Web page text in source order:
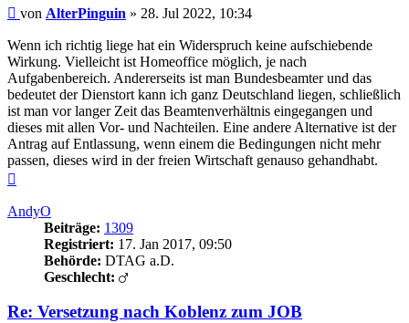
Beitrag
von AlterPinguin » 28. Jul 2022, 10:34
Wenn ich richtig liege hat ein Widerspruch keine aufschiebende
Wirkung. Vielleicht ist Homeoffice möglich, je nach
Aufgabenbereich. Andererseits ist man Bundesbeamter und das
bedeutet der Dienstort kann ich ganz Deutschland liegen, schließlich
ist man vor langer Zeit das Beamtenverhältnis eingegangen und
dieses mit allen Vor- und Nachteilen. Eine andere Alternative ist der
Antrag auf Entlassung, wenn einem die Bedingungen nicht mehr
passen, dieses wird in der freien Wirtschaft genauso gehandhabt.
AndyO
Beiträge: 1309
Registriert: 17. Jan 2017, 09:50
Behörde: DTAG a.D.
Geschlecht:
Re: Versetzung nach Koblenz zum JOB